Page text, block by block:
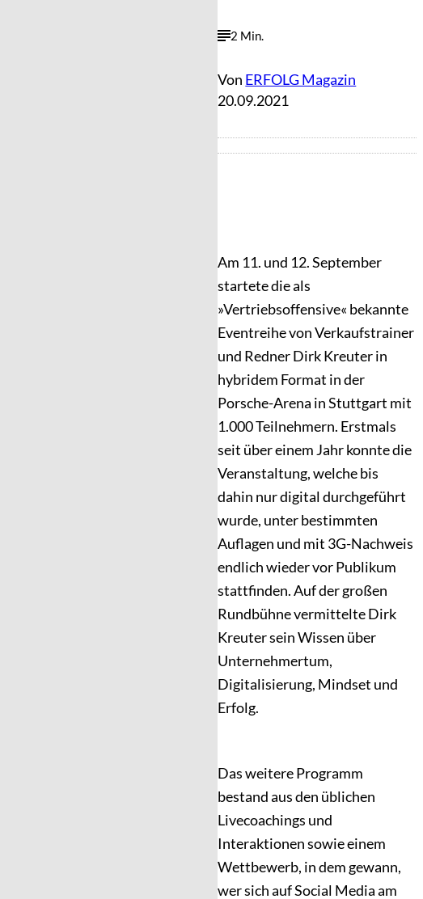
2 Min.
Von ERFOLG Magazin
20.09.2021
Am 11. und 12. September
startete die als
»Vertriebsoffensive« bekannte
Eventreihe von Verkaufstrainer
und Redner Dirk Kreuter in
hybridem Format in der
Porsche-Arena in Stuttgart mit
1.000 Teilnehmern. Erstmals
seit über einem Jahr konnte die
Veranstaltung, welche bis
dahin nur digital durchgeführt
wurde, unter bestimmten
Auflagen und mit 3G-Nachweis
endlich wieder vor Publikum
stattfinden. Auf der großen
Rundbühne vermittelte Dirk
Kreuter sein Wissen über
Unternehmertum,
Digitalisierung, Mindset und
Erfolg.
Das weitere Programm
bestand aus den üblichen
Livecoachings und
Interaktionen sowie einem
Wettbewerb, in dem gewann,
wer sich auf Social Media am